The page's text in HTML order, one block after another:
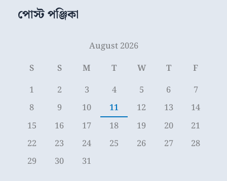
পোস্ট পঞ্জিকা
August 2026
S
S M T W T
F
1
2 3 4 5 6
7
8
9 10 11 12 13
14
15
16 17 18 19 20
21
22
23 24 25 26 27
28
29
30 31